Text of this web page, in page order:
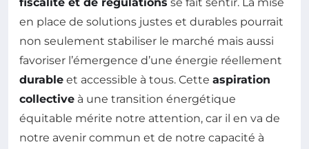
en place de solutions justes et durables pourrait
non seulement stabiliser le marché mais aussi
favoriser l’émergence d’une énergie réellement
durable et accessible à tous. Cette aspiration
collective à une transition énergétique
équitable mérite notre attention, car il en va de
notre avenir commun et de notre capacité à